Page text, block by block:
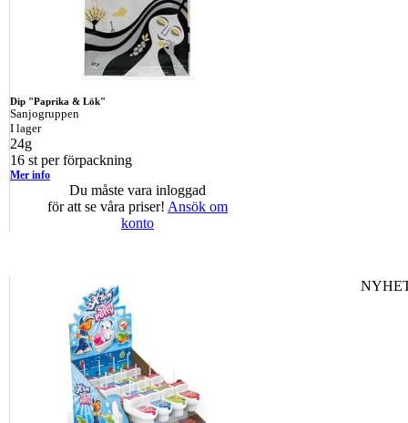
Dip "Paprika & Lök"
Sanjogruppen
I lager
24g
16 st per förpackning
Mer info
Du måste vara inloggad
för att se våra priser! Ansök om
konto